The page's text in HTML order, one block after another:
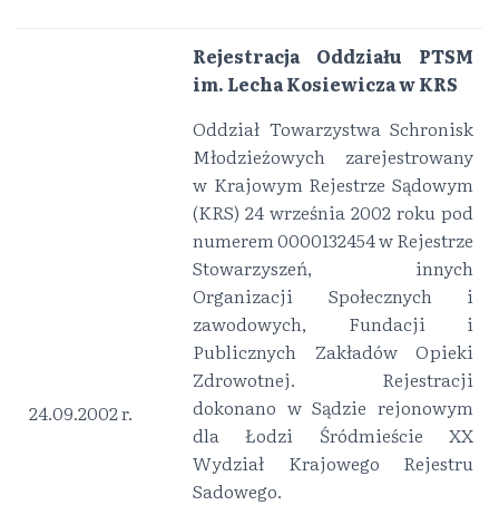
24.09.2002 r.
Rejestracja Oddziału PTSM
im. Lecha Kosiewicza w KRS
Oddział Towarzystwa Schronisk
Młodzieżowych zarejestrowany
w Krajowym Rejestrze Sądowym
(KRS) 24 września 2002 roku pod
numerem 0000132454 w Rejestrze
Stowarzyszeń, innych
Organizacji Społecznych i
zawodowych, Fundacji i
Publicznych Zakładów Opieki
Zdrowotnej. Rejestracji
dokonano w Sądzie rejonowym
dla Łodzi Śródmieście XX
Wydział Krajowego Rejestru
Sadowego.